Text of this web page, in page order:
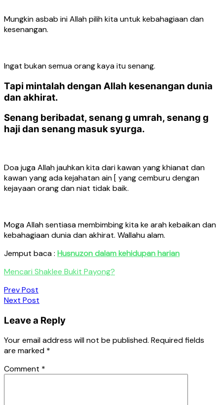
Mungkin asbab ini Allah pilih kita untuk kebahagiaan dan
kesenangan.
Ingat bukan semua orang kaya itu senang.
Tapi mintalah dengan Allah kesenangan dunia
dan akhirat.
Senang beribadat, senang g umrah, senang g
haji dan senang masuk syurga.
Doa juga Allah jauhkan kita dari kawan yang khianat dan
kawan yang ada kejahatan ain [ yang cemburu dengan
kejayaan orang dan niat tidak baik.
Moga Allah sentiasa membimbing kita ke arah kebaikan dan
kebahagiaan dunia dan akhirat. Wallahu alam.
Jemput baca : Husnuzon dalam kehidupan harian
Mencari Shaklee Bukit Payong?
Post
navigation
Prev Post
Next Post
Leave a Reply
Your email address will not be published. Required fields
are marked *
Comment *